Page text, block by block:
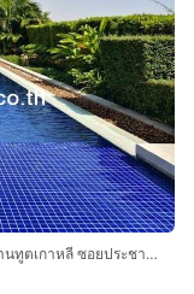
คอนโดมิเนียม 74.57 ตร.ม. อาร์ติชาน รัชดา ใกล้สถานทูตเกาหลี ซอยประชาอุทิศ24 ถนนประชาอุทิศ ถนนรัชดาภิเษก เขตห้วยขวาง กรุงเทพมหานคร